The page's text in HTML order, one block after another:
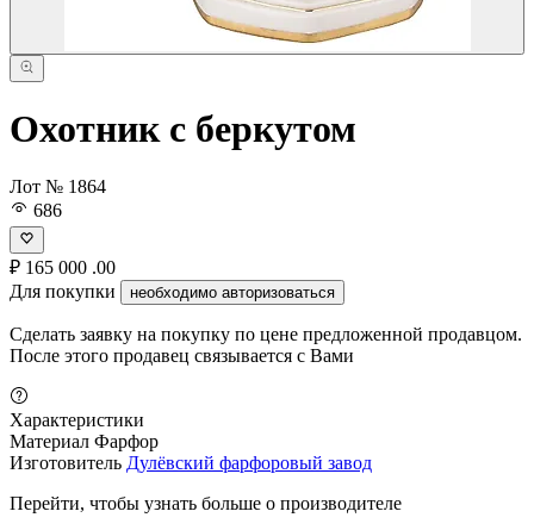
Охотник с беркутом
Лот № 1864
686
₽ 165 000 .00
Для покупки
необходимо авторизоваться
Сделать заявку на покупку по цене предложенной продавцом.
После этого продавец связывается с Вами
Характеристики
Материал Фарфор
Изготовитель Дулёвский фарфоровый завод
Перейти, чтобы узнать больше о производителе